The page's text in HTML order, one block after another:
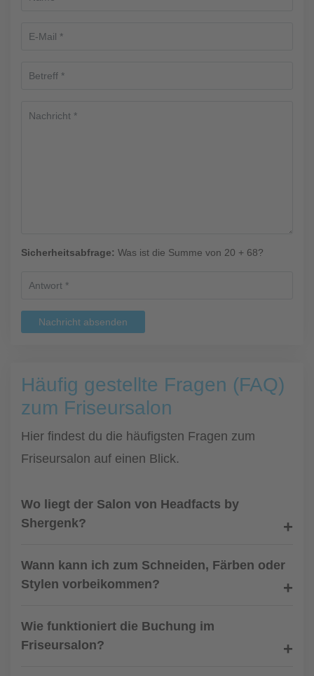
Sicherheitsabfrage: Was ist die Summe von 20 + 68?
Nachricht absenden
Häufig gestellte Fragen (FAQ)
zum Friseursalon
Hier findest du die häufigsten Fragen zum
Friseursalon auf einen Blick.
Wo liegt der Salon von Headfacts by
Shergenk?
Wann kann ich zum Schneiden, Färben oder
Stylen vorbeikommen?
Wie funktioniert die Buchung im
Friseursalon?